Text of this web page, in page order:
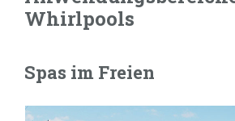
Whirlpools
Spas im Freien